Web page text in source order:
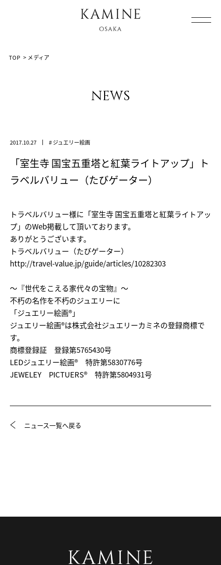
TOP > メディア
news
2017.10.27 # ジュエリー絵画
「室生寺 国宝五重塔と紅葉ライトアップ」ト
ラベルバリュー（たびゲーター）
トラベルバリュー様に「室生寺 国宝五重塔と紅葉ライトアッ
プ」のWeb掲載して頂いております。
ありがとうございます。
トラベルバリュー（たびゲーター）
http://travel-value.jp/guide/articles/10282303
～『世代をこえる家代々の宝物』～
不朽の名作を不朽のジュエリーに
「ジュエリー絵画®」
ジュエリー絵画®は株式会社ジュエリーカミネの登録商標で
す。
商標登録証 登録第5765430号
LEDジュエリー絵画® 特許第5830776号
JEWELEY PICTUERS® 特許第5804931号
ニュース一覧へ戻る